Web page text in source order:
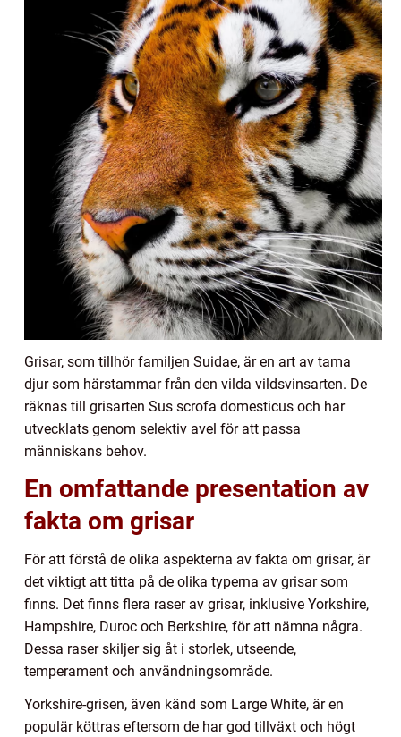
Grisar, som tillhör familjen Suidae, är en art av tama
djur som härstammar från den vilda vildsvinsarten. De
räknas till grisarten Sus scrofa domesticus och har
utvecklats genom selektiv avel för att passa
människans behov.
En omfattande presentation av
fakta om grisar
För att förstå de olika aspekterna av fakta om grisar, är
det viktigt att titta på de olika typerna av grisar som
finns. Det finns flera raser av grisar, inklusive Yorkshire,
Hampshire, Duroc och Berkshire, för att nämna några.
Dessa raser skiljer sig åt i storlek, utseende,
temperament och användningsområde.
Yorkshire-grisen, även känd som Large White, är en
populär köttras eftersom de har god tillväxt och högt